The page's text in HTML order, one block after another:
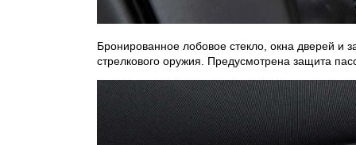
Бронированное лобовое стекло, окна дверей и
стрелкового оружия. Предусмотрена защита